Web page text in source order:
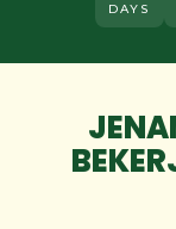
DAYS